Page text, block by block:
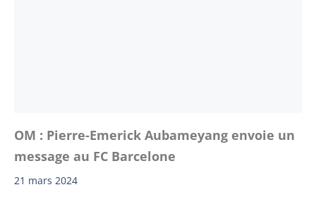
OM : Pierre-Emerick Aubameyang envoie un
message au FC Barcelone
21 mars 2024